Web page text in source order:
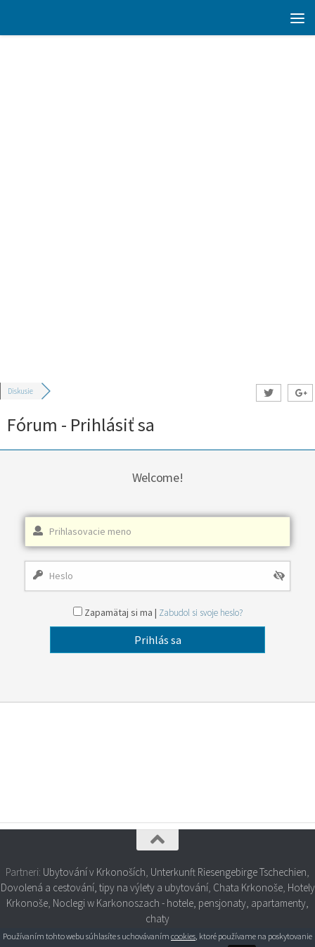
Diskusie
Fórum - Prihlásiť sa
Welcome!
Zapamätaj si ma | Zabudol si svoje heslo?
Partneri: Ubytování v Krkonoších Unterkunft Riesengebirge Tschechien
Dovolená a cestování, tipy na výlety a ubytování, Chata Krkonoše, Hotely
Krkonoše Noclegi w Karkonoszach - hotele, pensjonaty, apartamenty,
chaty
Používaním tohto webu súhlasíte s uchovávaním cookies, ktoré používame na poskytovanie